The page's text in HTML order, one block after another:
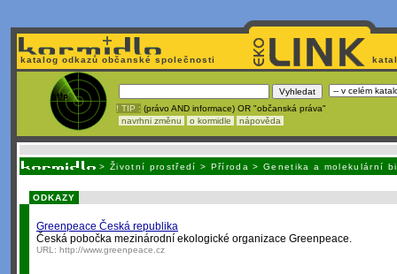
katalog odkazů občanské společnosti
! TIP : (právo AND informace) OR "občanská práva"
navrhni změnu
o kormidle nápověda
> Životní prostředí > Příroda >Genetika a molekulární
ODKAZY
Greenpeace Česká republika
Česká pobočka mezinárodní ekologické organizace Greenpeace.
URL: http://www.greenpeace.cz